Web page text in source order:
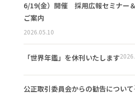
6/19(金）開催 採用広報セミナー
ご案内
2026.05.10
「世界年鑑」を休刊いたします
公正取引委員会からの勧告について